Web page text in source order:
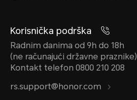
Korisnička podrška
Radnim danima od 9h do 18h
(ne računajući državne praznike)
Kontakt telefon 0800 210 208
rs.support@honor.com